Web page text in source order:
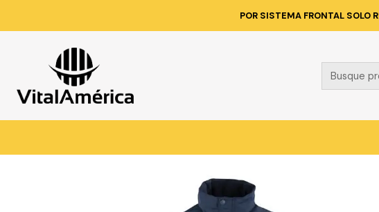
POR SISTEMA FRONTAL SOLO
Catálogo VESTIMENTA TECNICA Y